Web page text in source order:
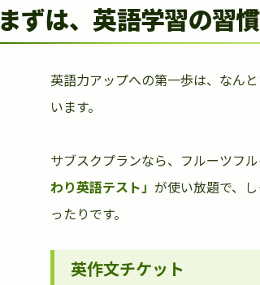
まずは、英語学習の習
英語力アップへの第一歩は、なん
います。
サブスクプランなら、フルーツフ
わり英語テスト」 が使い放題で、
ったりです。
英作文チケット